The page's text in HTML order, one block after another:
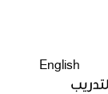
English